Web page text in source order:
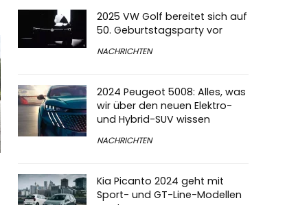
2025 VW Golf bereitet sich auf
50. Geburtstagsparty vor
NACHRICHTEN
2024 Peugeot 5008: Alles, was
wir über den neuen Elektro-
und Hybrid-SUV wissen
NACHRICHTEN
Kia Picanto 2024 geht mit
Sport- und GT-Line-Modellen